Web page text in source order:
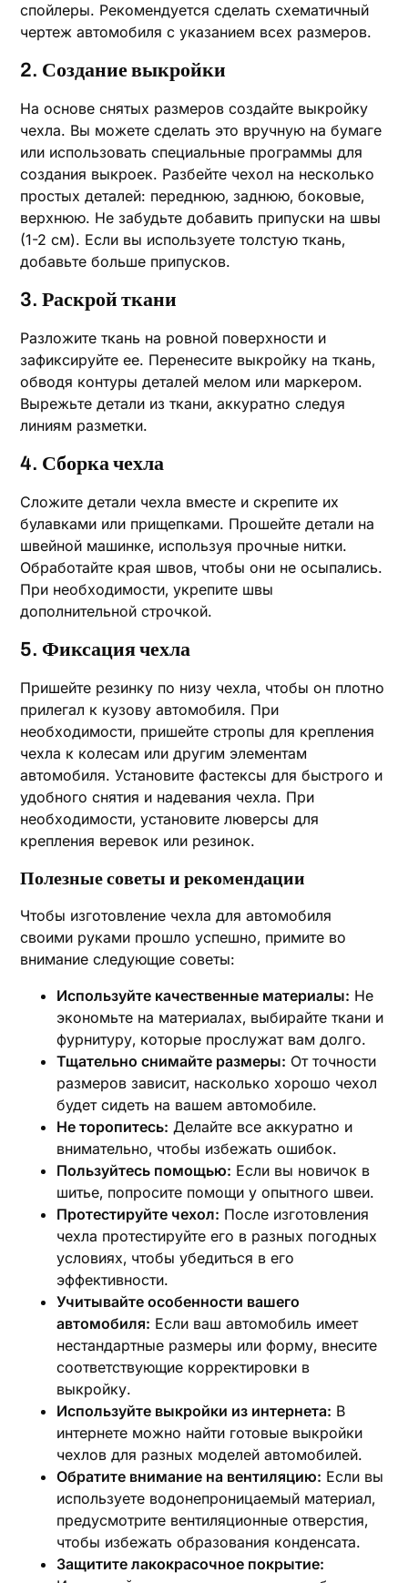
спойлеры. Рекомендуется сделать схематичный
чертеж автомобиля с указанием всех размеров.
2. Создание выкройки
На основе снятых размеров создайте выкройку
чехла. Вы можете сделать это вручную на бумаге
или использовать специальные программы для
создания выкроек. Разбейте чехол на несколько
простых деталей: переднюю‚ заднюю‚ боковые‚
верхнюю. Не забудьте добавить припуски на швы
(1-2 см). Если вы используете толстую ткань‚
добавьте больше припусков.
3. Раскрой ткани
Разложите ткань на ровной поверхности и
зафиксируйте ее. Перенесите выкройку на ткань‚
обводя контуры деталей мелом или маркером.
Вырежьте детали из ткани‚ аккуратно следуя
линиям разметки.
4. Сборка чехла
Сложите детали чехла вместе и скрепите их
булавками или прищепками. Прошейте детали на
швейной машинке‚ используя прочные нитки.
Обработайте края швов‚ чтобы они не осыпались.
При необходимости‚ укрепите швы
дополнительной строчкой.
5. Фиксация чехла
Пришейте резинку по низу чехла‚ чтобы он плотно
прилегал к кузову автомобиля. При
необходимости‚ пришейте стропы для крепления
чехла к колесам или другим элементам
автомобиля. Установите фастексы для быстрого и
удобного снятия и надевания чехла. При
необходимости‚ установите люверсы для
крепления веревок или резинок.
Полезные советы и рекомендации
Чтобы изготовление чехла для автомобиля
своими руками прошло успешно‚ примите во
внимание следующие советы:
Используйте качественные материалы: Не
экономьте на материалах‚ выбирайте ткани и
фурнитуру‚ которые прослужат вам долго.
Тщательно снимайте размеры: От точности
размеров зависит‚ насколько хорошо чехол
будет сидеть на вашем автомобиле.
Не торопитесь: Делайте все аккуратно и
внимательно‚ чтобы избежать ошибок.
Пользуйтесь помощью: Если вы новичок в
шитье‚ попросите помощи у опытного швеи.
Протестируйте чехол: После изготовления
чехла протестируйте его в разных погодных
условиях‚ чтобы убедиться в его
эффективности.
Учитывайте особенности вашего
автомобиля: Если ваш автомобиль имеет
нестандартные размеры или форму‚ внесите
соответствующие корректировки в
выкройку.
Используйте выкройки из интернета: В
интернете можно найти готовые выкройки
чехлов для разных моделей автомобилей.
Обратите внимание на вентиляцию: Если вы
используете водонепроницаемый материал‚
предусмотрите вентиляционные отверстия‚
чтобы избежать образования конденсата.
Защитите лакокрасочное покрытие: